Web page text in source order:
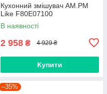
Кухонний змішувач AM.PM
Like F80E07100
В наявності
2 958 ₴ 4 929 ₴
Купити
–35%